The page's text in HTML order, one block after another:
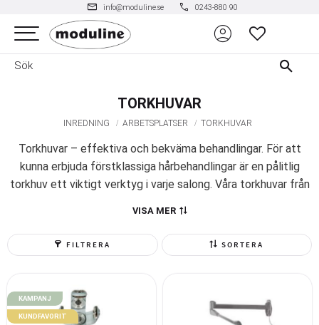
Meny
mail info@moduline.se phone 0243-880 90
account_circle FAVORITER
TORKHUVAR
INREDNING ARBETSPLATSER TORKHUVAR
Torkhuvar – effektiva och bekväma behandlingar. För att
kunna erbjuda förstklassiga hårbehandlingar är en pålitlig
torkhuv ett viktigt verktyg i varje salong. Våra torkhuvar från
torkning, vilket ger kunden en bekväm upplevelse och dig
som frisör ett pålitligt arbetsredskap.
VISA MER
FILTRERA SORTERA
KAMPANJ
KUNDFAVORIT